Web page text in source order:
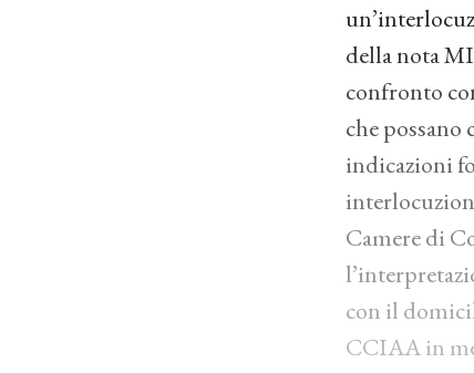
della nota
confronto
che
indicazioni
Camere di
con il
CCIAA in